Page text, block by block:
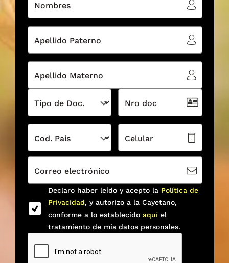
Nombres
Apellido Paterno
Apellido Materno
Tipo de Doc. Nro doc
Cod. País Celular
Correo electrónico
Declaro haber leído y acepto la Política de
Privacidad, y autorizo a la Cayetano,
conforme a lo establecido aquí el
tratamiento de mis datos personales.